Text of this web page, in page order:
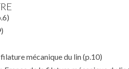
mécanique du lin(p.10)